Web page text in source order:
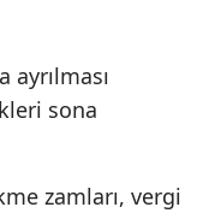
sona
zamları, vergi